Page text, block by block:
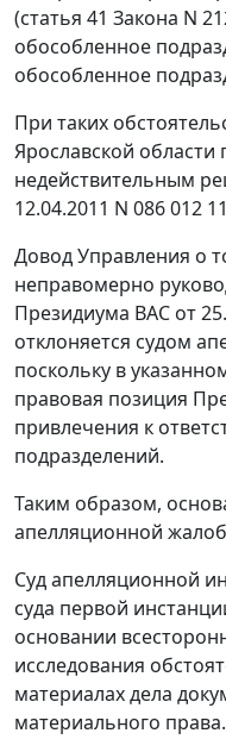
(статья 41 Закона N
обособленное
обособленное
При таких
Ярославской
недействительным
12.04.2011 N 086 012
Довод Управления о
неправомерно
Президиума ВАС от
отклоняется судом
поскольку в
правовая позиция
привлечения к
подразделений.
Таким образом,
апелляционной
Суд апелляционной
суда первой
основании
исследования
материалах дела
материального права.